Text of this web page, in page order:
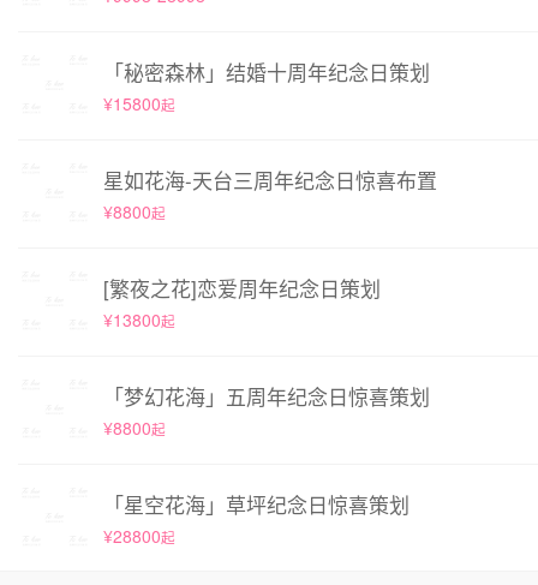
「秘密森林」结婚十周年纪念日策划
¥15800起
星如花海-天台三周年纪念日惊喜布置
¥8800起
[繁夜之花]恋爱周年纪念日策划
¥13800起
「梦幻花海」五周年纪念日惊喜策划
¥8800起
「星空花海」草坪纪念日惊喜策划
¥28800起